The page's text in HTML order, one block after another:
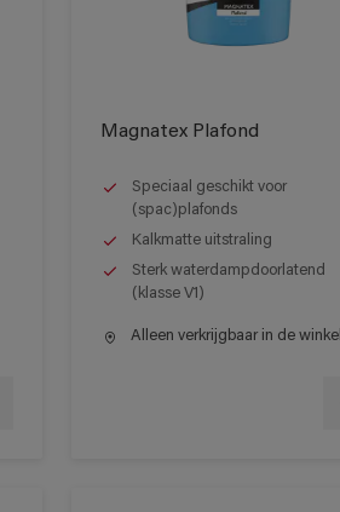
Magnatex Plafond
Speciaal geschikt voor
(spac)plafonds
Kalkmatte uitstraling
Sterk waterdampdoorlatend
(klasse V1)
Alleen verkrijgbaar in de winkel